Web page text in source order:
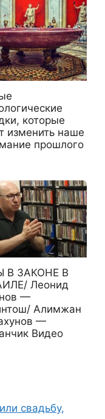
которые
изменить наше
прошлого
В ЗАКОНЕ В
Леонид
—
Алимжан
—
Видео
свадьбу,